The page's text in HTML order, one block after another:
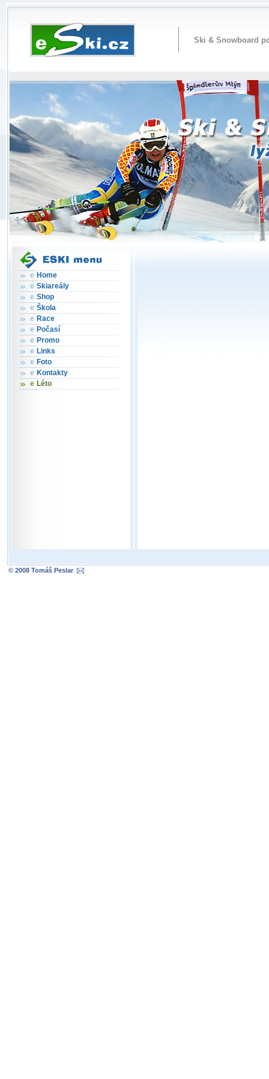
Ski & Snowboard
e Home
e Skiareály
e Shop
e Škola
e Race
e Počasí
e Promo
e Links
e Foto
e Kontakty
e Léto
© 2008 Tomáš Peslar